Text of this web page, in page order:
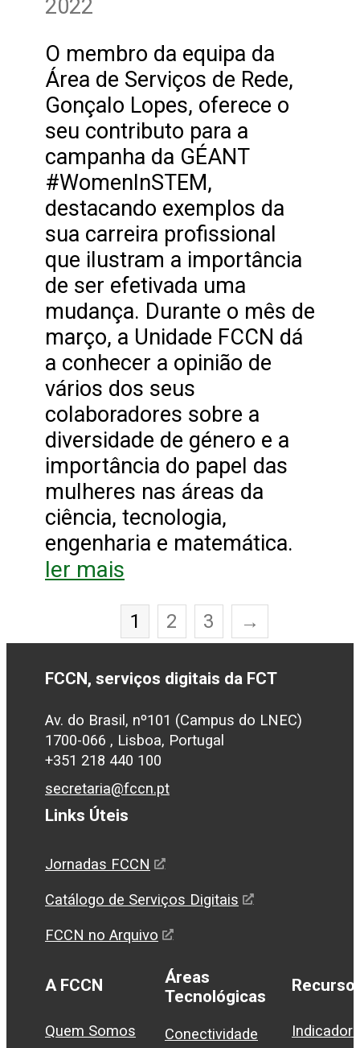
2022
O membro da equipa da
Área de Serviços de Rede,
Gonçalo Lopes, oferece o
seu contributo para a
campanha da GÉANT
#WomenInSTEM,
destacando exemplos da
sua carreira profissional
que ilustram a importância
de ser efetivada uma
mudança. Durante o mês de
março, a Unidade FCCN dá
a conhecer a opinião de
vários dos seus
colaboradores sobre a
diversidade de género e a
importância do papel das
mulheres nas áreas da
ciência, tecnologia,
engenharia e matemática.
ler mais
1 2 3 →
FCCN, serviços digitais da FCT
Av. do Brasil, nº101 (Campus do LNEC)
1700-066 , Lisboa, Portugal
+351 218 440 100
secretaria@fccn.pt
Links Úteis
Jornadas FCCN
Catálogo de Serviços Digitais
FCCN no Arquivo
A FCCN
Quem Somos
Áreas
Tecnológicas
Conectividade